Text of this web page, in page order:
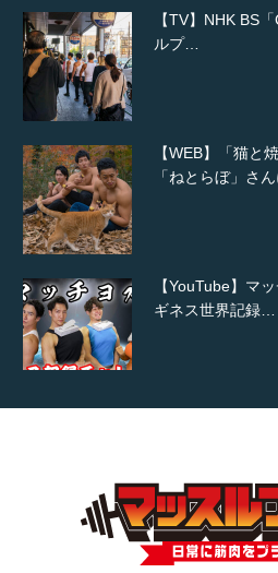
ルプ…
「ねとらぼ」さ
ギネス世界記録…
TOKYO FMラジ
で紹介さ…